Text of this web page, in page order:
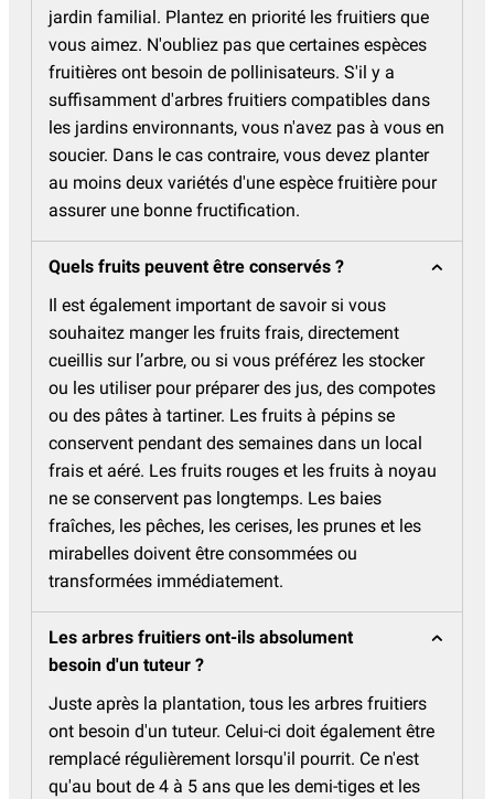
jardin familial. Plantez en priorité les fruitiers que
vous aimez. N'oubliez pas que certaines espèces
fruitières ont besoin de pollinisateurs. S'il y a
suffisamment d'arbres fruitiers compatibles dans
les jardins environnants, vous n'avez pas à vous en
soucier. Dans le cas contraire, vous devez planter
au moins deux variétés d'une espèce fruitière pour
assurer une bonne fructification.
Quels fruits peuvent être conservés ?
Il est également important de savoir si vous
souhaitez manger les fruits frais, directement
cueillis sur l’arbre, ou si vous préférez les stocker
ou les utiliser pour préparer des jus, des compotes
ou des pâtes à tartiner. Les fruits à pépins se
conservent pendant des semaines dans un local
frais et aéré. Les fruits rouges et les fruits à noyau
ne se conservent pas longtemps. Les baies
fraîches, les pêches, les cerises, les prunes et les
mirabelles doivent être consommées ou
transformées immédiatement.
Les arbres fruitiers ont-ils absolument
besoin d'un tuteur ?
Juste après la plantation, tous les arbres fruitiers
ont besoin d'un tuteur. Celui-ci doit également être
remplacé régulièrement lorsqu'il pourrit. Ce n'est
qu'au bout de 4 à 5 ans que les demi-tiges et les